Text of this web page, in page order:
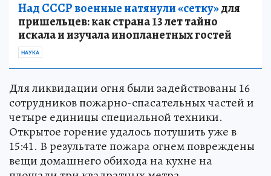
Над СССР военные натянули «сетку»для
пришельцев: как страна 13 лет тайно
искала и изучала инопланетных гостей
НАУКА
Для ликвидации огня были задействованы 16
сотрудников пожарно-спасательных частей и
четыре единицы специальной техники.
Открытое горение удалось потушить уже в
15:41. В результате пожара огнем повреждены
вещи домашнего обихода на кухне на